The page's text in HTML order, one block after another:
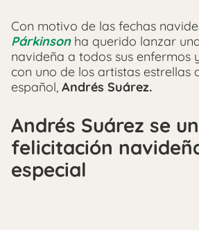
Con motivo de las fechas
Párkinson ha querido lanzar
navideña a todos sus enfermos
con uno de los artistas estrellas
español, Andrés Suárez.
Andrés Suárez se
felicitación
especial